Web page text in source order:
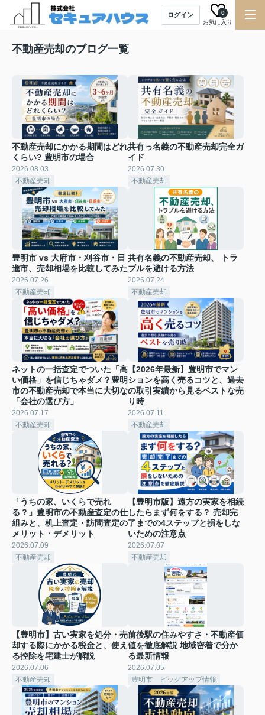
ログイン
お気に入り
0
不動産売却のブログ一覧
不動産売却にかかる期間はどれ
くらい? 豊明市の場合
2026.08.03
不動産売却
共有っ名義の不動産売却完全ガ
イド
2026.07.30
不動産売却
豊明市 vs 大府市・刈谷市・日
進市、売却相場を比較してみた
2026.07.26
不動産売却
共有名義の不動産売却、 トラ
ブルを避ける方法
2026.07.24
不動産売却
ネットの一括査定でついた「高
い価格」を信じちゃダメ？豊明
市の不動産売却で本当に大切な
「会社の選び方」
2026.07.17
不動産売却
【2026年最新】豊明市でマン
ションを高く売るコツと、過去
の取引実績から見るベストな売
り時
2026.07.11
不動産売却
「うちの家、いくらで売れ
る？」豊明市の不動産査定の仕
組みと、机上査定・訪問査定の
メリット・デメリット
2026.07.09
不動産売却
【豊明市版】遠方の実家を相続
したらまず何をする？ 売却完
了までの4ステップと損をしな
いための注意点
2026.07.07
不動産売却
【豊明市】古い実家を処分・売
却する際にかかる税金と、使え
る控除を宅建士が解説
2026.07.06
不動産売却
前後駅の住みやすさ・不動産価
値を徹底解説 地域密着で分か
る最新情報
2026.07.05
豊明市 ピックアップ情報